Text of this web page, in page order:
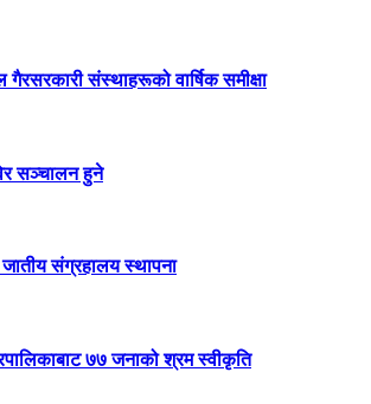
गैरसरकारी संस्थाहरूको वार्षिक समीक्षा
सञ्चालन हुने
संग्रहालय स्थापना
७७ जनाको श्रम स्वीकृति